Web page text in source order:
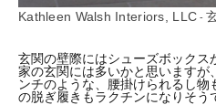
Kathleen Walsh Interiors, LLC -
玄関の壁際にはシューズボックス
家の玄関には多いかと思います
ンチのような、腰掛けられるし
の脱ぎ履きもラクチンになりそう